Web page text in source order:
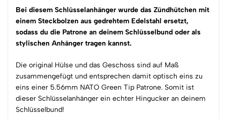
Bei diesem Schlüsselanhänger wurde das Zündhütchen mit
einem Steckbolzen aus gedrehtem Edelstahl ersetzt,
sodass du die Patrone an deinem Schlüsselbund oder als
stylischen Anhänger tragen kannst.
Die original Hülse und das Geschoss sind auf Maß
zusammengefügt und entsprechen damit optisch eins zu
eins einer 5.56mm NATO Green Tip Patrone. Somit ist
dieser Schlüsselanhänger ein echter Hingucker an deinem
Schlüsselbund!